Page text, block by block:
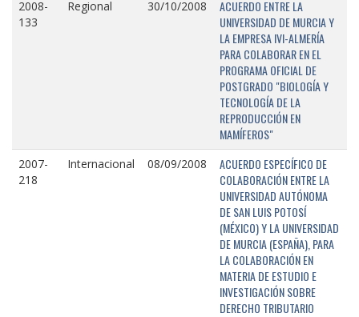
2008-
133
Regional 30/10/2008
ACUERDO ENTRE LA
UNIVERSIDAD DE MURCIA Y
LA EMPRESA IVI-ALMERÍA
PARA COLABORAR EN EL
PROGRAMA OFICIAL DE
POSTGRADO "BIOLOGÍA Y
TECNOLOGÍA DE LA
REPRODUCCIÓN EN
MAMÍFEROS"
2007-
218
Internacional 08/09/2008
ACUERDO ESPECÍFICO DE
COLABORACIÓN ENTRE LA
UNIVERSIDAD AUTÓNOMA
DE SAN LUIS POTOSÍ
(MÉXICO) Y LA UNIVERSIDAD
DE MURCIA (ESPAÑA), PARA
LA COLABORACIÓN EN
MATERIA DE ESTUDIO E
INVESTIGACIÓN SOBRE
DERECHO TRIBUTARIO